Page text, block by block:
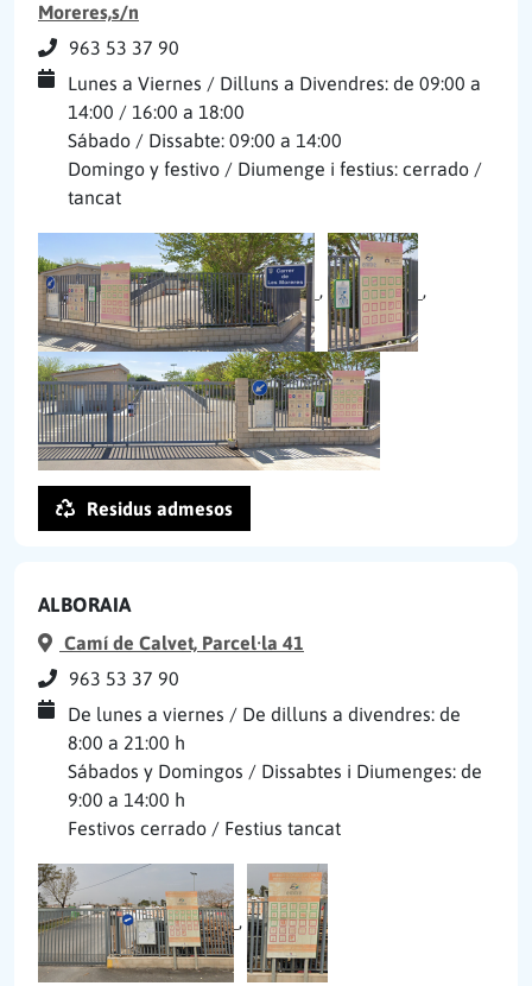
Moreres,s/n
963 53 37 90
Lunes a Viernes / Dilluns a Divendres: de 09:00 a
14:00 / 16:00 a 18:00
Sábado / Dissabte: 09:00 a 14:00
Domingo y festivo / Diumenge i festius: cerrado /
tancat
, ,
Residus admesos
ALBORAIA
Camí de Calvet, Parcel·la 41
963 53 37 90
De lunes a viernes / De dilluns a divendres: de
8:00 a 21:00 h
Sábados y Domingos / Dissabtes i Diumenges: de
9:00 a 14:00 h
Festivos cerrado / Festius tancat
,